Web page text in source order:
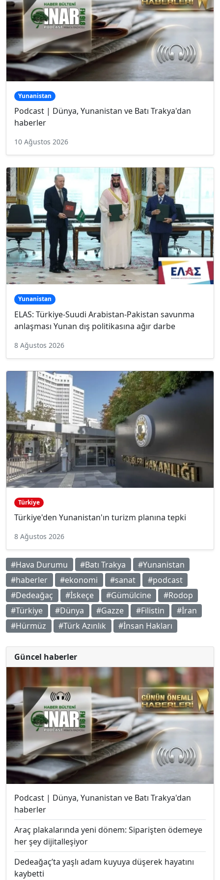
Yunanistan
Podcast | Dünya, Yunanistan ve Batı Trakya'dan
haberler
10 Ağustos 2026
Yunanistan
ELAS: Türkiye-Suudi Arabistan-Pakistan savunma
anlaşması Yunan dış politikasına ağır darbe
8 Ağustos 2026
Türkiye
Türkiye'den Yunanistan'ın turizm planına tepki
8 Ağustos 2026
#Hava Durumu #Batı Trakya
#Yunanistan
#haberler
#ekonomi #sanat
#podcast
#Dedeağaç
#İskeçe #Gümülcine
#Rodop
#Türkiye
#Dünya #Gazze #Filistin
#İran
#Hürmüz
#Türk Azınlık #İnsan Hakları
Güncel haberler
Podcast | Dünya, Yunanistan ve Batı Trakya'dan
haberler
Araç plakalarında yeni dönem: Siparişten ödemeye
her şey dijitalleşiyor
Dedeağaç’ta yaşlı adam kuyuya düşerek hayatını
kaybetti